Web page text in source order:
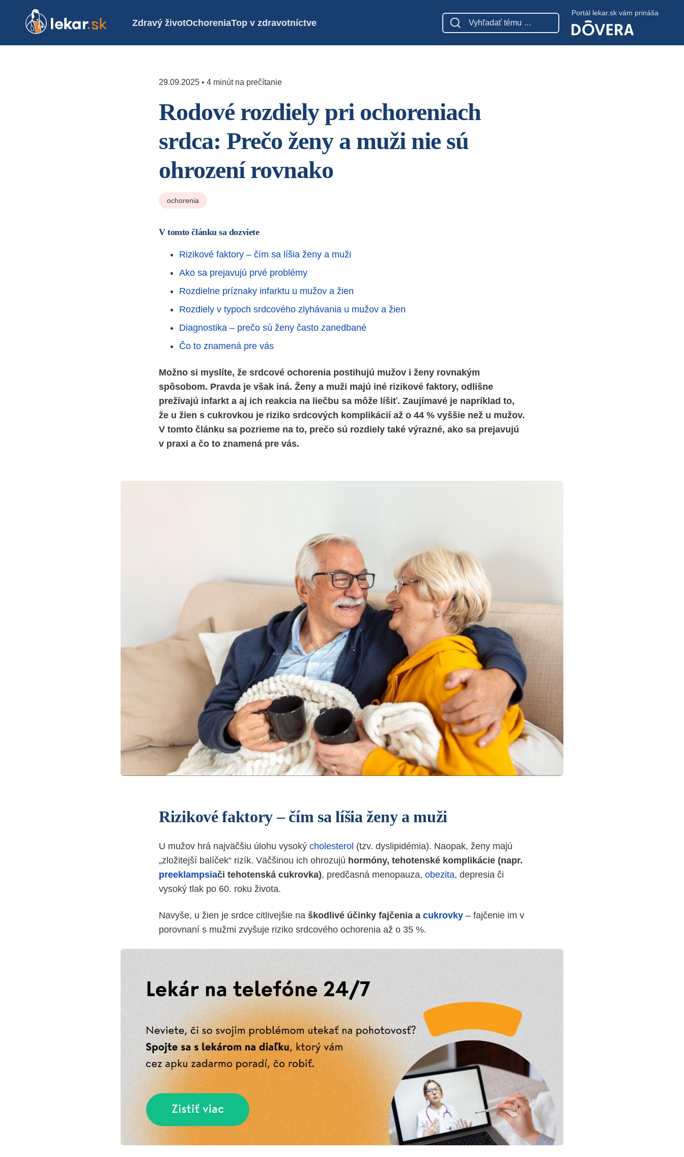
Zdravý životOchoreniaTop v zdravotníctve
Portál lekar.sk vám prináša
29.09.2025 • 4 minút na prečítanie
Rodové rozdiely pri ochoreniach
srdca: Prečo ženy a muži nie sú
ohrození rovnako
ochorenia
V tomto článku sa dozviete
Rizikové faktory – čím sa líšia ženy a muži
Ako sa prejavujú prvé problémy
Rozdielne príznaky infarktu u mužov a žien
Rozdiely v typoch srdcového zlyhávania u mužov a žien
Diagnostika – prečo sú ženy často zanedbané
Čo to znamená pre vás
Možno si myslíte, že srdcové ochorenia postihujú mužov i ženy rovnakým
spôsobom. Pravda je však iná. Ženy a muži majú iné rizikové faktory, odlišne
prežívajú infarkt a aj ich reakcia na liečbu sa môže líšiť. Zaujímavé je napríklad to,
že u žien s cukrovkou je riziko srdcových komplikácií až o 44 % vyššie než u mužov.
V tomto článku sa pozrieme na to, prečo sú rozdiely také výrazné, ako sa prejavujú
v praxi a čo to znamená pre vás.
Rizikové faktory – čím sa líšia ženy a muži
U mužov hrá najväčšiu úlohu vysoký cholesterol (tzv. dyslipidémia). Naopak, ženy majú
„zložitejší balíček“ rizík. Väčšinou ich ohrozujú hormóny, tehotenské komplikácie (napr.
preeklampsiači tehotenská cukrovka), predčasná menopauza, obezita, depresia či
vysoký tlak po 60. roku života.
Navyše, u žien je srdce citlivejšie na škodlivé účinky fajčenia a cukrovky – fajčenie im v
porovnaní s mužmi zvyšuje riziko srdcového ochorenia až o 35 %.